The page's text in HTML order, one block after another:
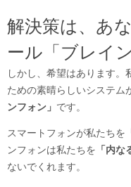
解決策は、あ
ール「ブレイ
しかし、希望はあります。
ための素晴らしいシステム
ンフォン」 です。
スマートフォンが私たちを
ンフォンは私たちを 「内
ないでくれます。